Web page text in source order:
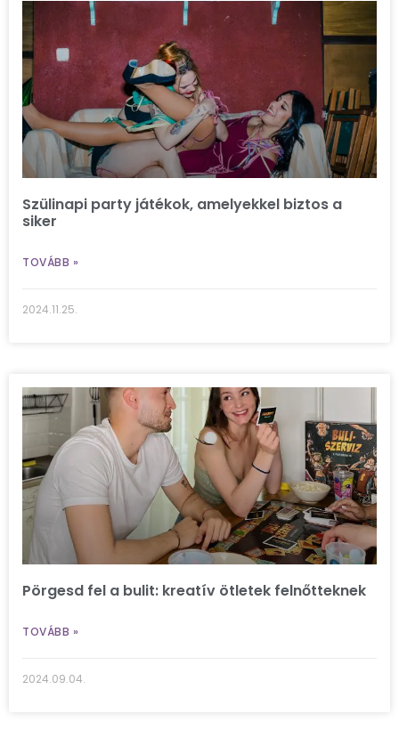
Szülinapi party játékok, amelyekkel biztos a
siker
TOVÁBB »
2024.11.25.
Pörgesd fel a bulit: kreatív ötletek felnőtteknek
TOVÁBB »
2024.09.04.